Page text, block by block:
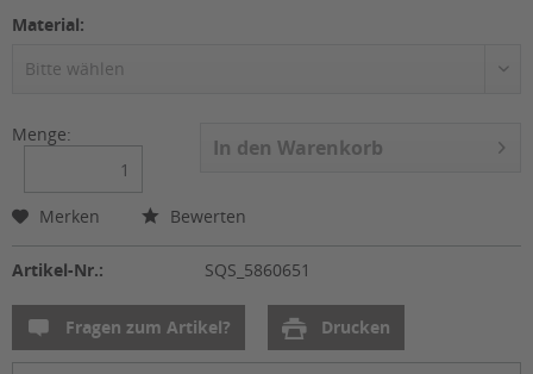
Material:
Menge:
In den Warenkorb
Merken Bewerten
Artikel-Nr.: SQS_5860651
Fragen zum Artikel? Drucken